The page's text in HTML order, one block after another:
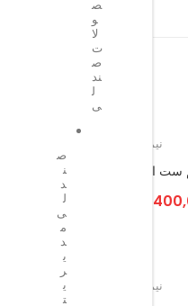
ص
و
لا
ت
ص
ند
ل
ی
ص
ن
د
ل
ی
م
د
ی
ر
ی
ت
نیم ست اداری
ست اداری مدل۶
نیم ست اداری